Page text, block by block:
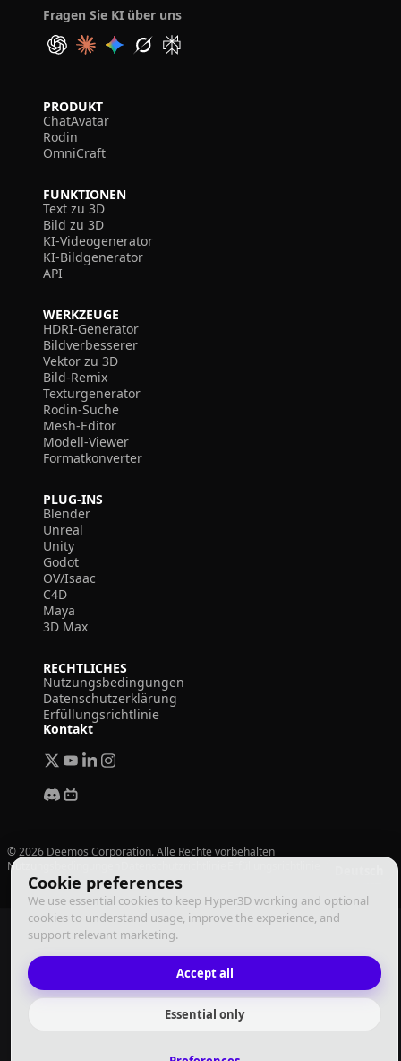
Cookie preferences
We use essential cookies to keep Hyper3D working and optional
cookies to understand usage, improve the experience, and
support relevant marketing.
Accept all
Essential only
Fragen Sie KI über uns
PRODUKT
ChatAvatar
Rodin
OmniCraft
FUNKTIONEN
Text zu 3D
Bild zu 3D
KI-Videogenerator
KI-Bildgenerator
API
WERKZEUGE
HDRI-Generator
Bildverbesserer
Vektor zu 3D
Bild-Remix
Texturgenerator
Rodin-Suche
Mesh-Editor
Modell-Viewer
Formatkonverter
PLUG-INS
Blender
Unreal
Unity
Godot
OV/Isaac
C4D
Maya
3D Max
RECHTLICHES
Nutzungsbedingungen
Datenschutzerklärung
Erfüllungsrichtlinie
Kontakt
© 2026 Deemos Corporation. Alle Rechte vorbehalten
Nutzungsbedingungen